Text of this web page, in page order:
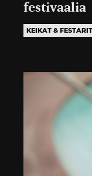
festivaalia
KEIKAT & FESTARIT